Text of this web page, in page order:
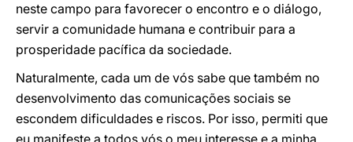
neste campo para favorecer o encontro e o diálogo,
servir a comunidade humana e contribuir para a
prosperidade pacífica da sociedade.
Naturalmente, cada um de vós sabe que também no
desenvolvimento das comunicações sociais se
escondem dificuldades e riscos. Por isso, permiti que
eu manifeste a todos vós o meu interesse e a minha